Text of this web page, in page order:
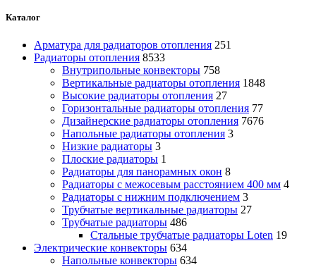
Каталог
Арматура для радиаторов отопления 251
Радиаторы отопления 8533
Внутрипольные конвекторы 758
Вертикальные радиаторы отопления 1848
Высокие радиаторы отопления 27
Горизонтальные радиаторы отопления 77
Дизайнерские радиаторы отопления 7676
Напольные радиаторы отопления 3
Низкие радиаторы 3
Плоские радиаторы 1
Радиаторы для панорамных окон 8
Радиаторы с межосевым расстоянием 400 мм 4
Радиаторы с нижним подключением 3
Трубчатые вертикальные радиаторы 27
Трубчатые радиаторы 486
Cтальные трубчатые радиаторы Loten 19
Электрические конвекторы 634
Напольные конвекторы 634